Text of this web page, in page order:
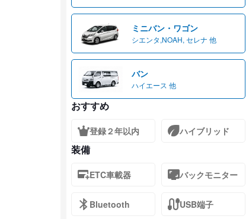
ミニバン・ワゴン
シエンタ,NOAH, セレナ 他
バン
ハイエース 他
おすすめ
登録２年以内 ハイブリッド
装備
ETC車載器 バックモニター
Bluetooth USB端子